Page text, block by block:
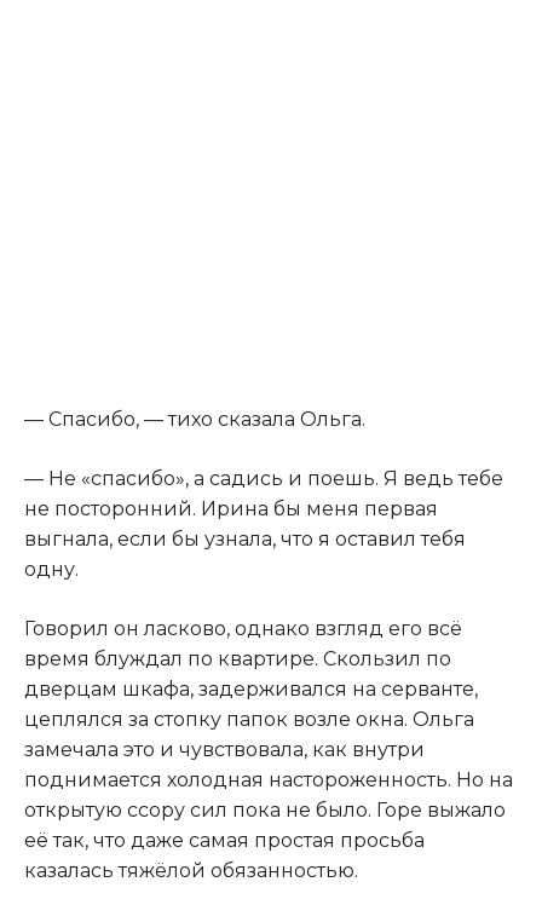
— Спасибо, — тихо сказала Ольга.
— Не «спасибо», а садись и поешь. Я ведь тебе
не посторонний. Ирина бы меня первая
выгнала, если бы узнала, что я оставил тебя
одну.
Говорил он ласково, однако взгляд его всё
время блуждал по квартире. Скользил по
дверцам шкафа, задерживался на серванте,
цеплялся за стопку папок возле окна. Ольга
замечала это и чувствовала, как внутри
поднимается холодная настороженность. Но на
открытую ссору сил пока не было. Горе выжало
её так, что даже самая простая просьба
казалась тяжёлой обязанностью.